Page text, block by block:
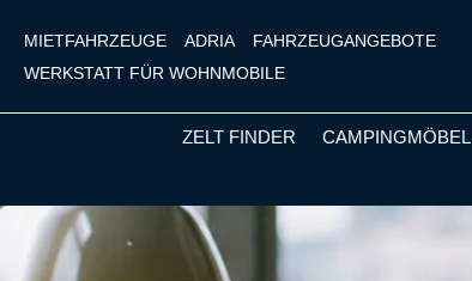
MIETFAHRZEUGE ADRIA
FAHRZEUGANGEBOTE
WERKSTATT FÜR WOHNMOBILE
ZELT FINDER CAMPINGMÖBEL